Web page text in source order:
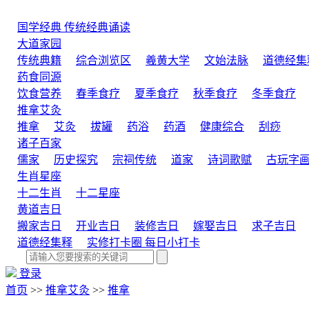
国学经典 传统经典诵读
大道家园
传统典籍
综合浏览区 羲黄大学 文始法脉
道德经集
药食同源
饮食营养
春季食疗 夏季食疗 秋季食疗 冬季食疗
推拿艾灸
推拿
艾灸 拔罐 药浴 药酒 健康综合
刮痧
诸子百家
儒家
历史探究 宗祠传统 道家 诗词歌赋 古玩字画
生肖星座
十二生肖
十二星座
黄道吉日
搬家吉日
开业吉日 装修吉日 嫁娶吉日
求子吉日
道德经集释
实修打卡圈 每日小打卡
登录
首页 >> 推拿艾灸 >> 推拿